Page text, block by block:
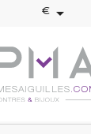
€ 